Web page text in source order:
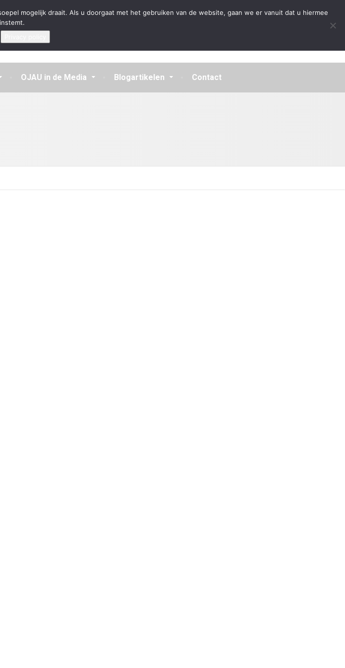
Algemene Voorwaarden Disclaimer Privacybeleid
OJAU in de Media Blogartikelen Contact
mogelijk draait. Als u doorgaat met het gebruiken van de website, gaan we er vanuit dat u hiermee
instemt.